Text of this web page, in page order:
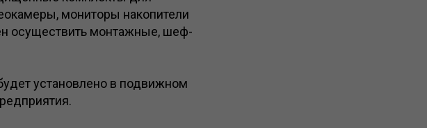
мониторы накопители
осуществить монтажные, шеф-
установлено в подвижном